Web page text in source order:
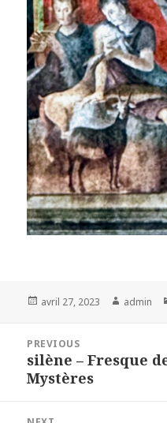
Posted
avril 27, 2023 Author
admin
l’article
PREVIOUS
Previous
post:
silène – Fresque
Mystères